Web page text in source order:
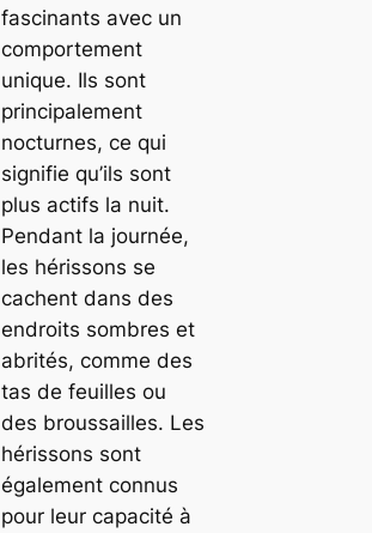
fascinants avec un
comportement
unique. Ils sont
principalement
nocturnes, ce qui
signifie qu’ils sont
plus actifs la nuit.
Pendant la journée,
les hérissons se
cachent dans des
endroits sombres et
abrités, comme des
tas de feuilles ou
des broussailles. Les
hérissons sont
également connus
pour leur capacité à